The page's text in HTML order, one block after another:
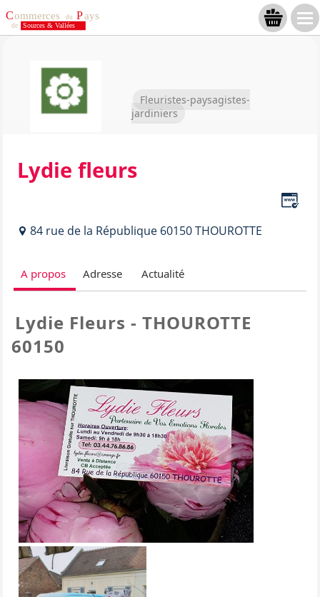
Fleuristes-paysagistes-
jardiniers
Lydie fleurs
84 rue de la République 60150 THOUROTTE
A propos Adresse Actualité
Lydie Fleurs - THOUROTTE
60150